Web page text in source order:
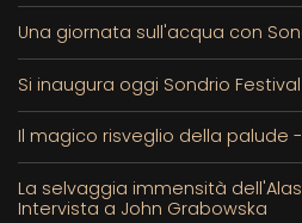
Una giornata sull'acqua con
Si inaugura oggi Sondrio Festival
Il magico risveglio della palude
La selvaggia immensità
Intervista a John Grabowska